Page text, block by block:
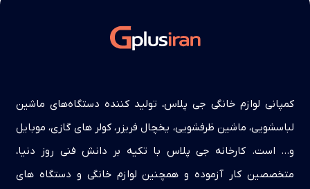
کمپانی لوازم خانگی جی پلاس، تولید کننده دستگاه‌های ماشین
لباسشویی، ماشین ظرفشویی، یخچال فریزر، کولر های گازی، موبایل
و… است. کارخانه جی پلاس با تکیه بر دانش فنی روز دنیا،
متخصصین کار آزموده و همچنین لوازم خانگی و دستگاه های